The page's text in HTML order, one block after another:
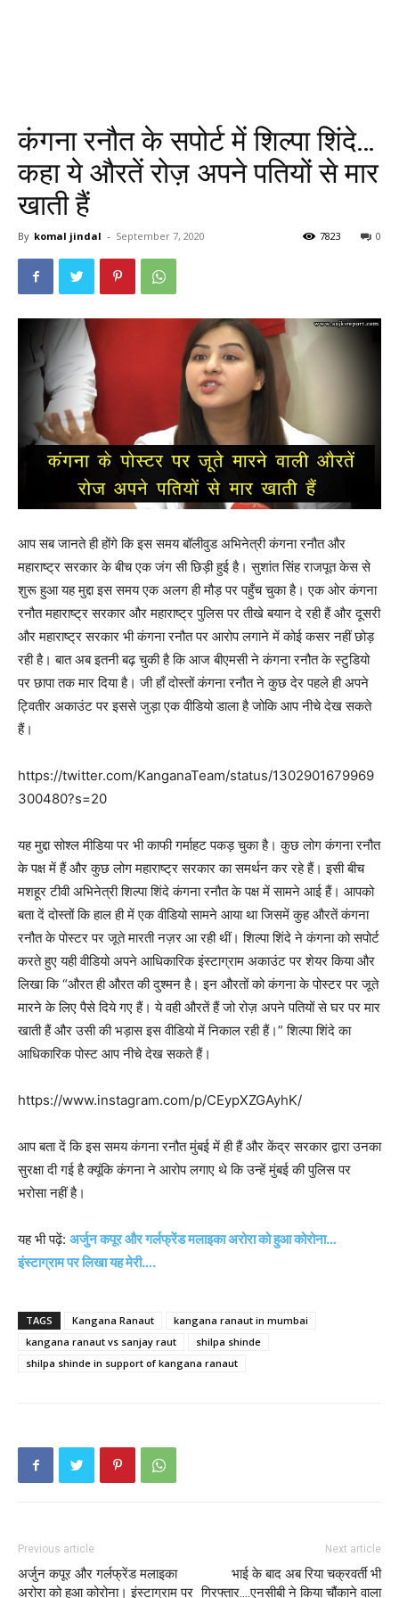
कंगना रनौत के सपोर्ट में शिल्पा शिंदे…
कहा ये औरतें रोज़ अपने पतियों से मार
खाती हैं
By komal jindal - September 7, 2020 0
7823
आप सब जानते ही होंगे कि इस समय बॉलीवुड अभिनेत्री कंगना रनौत और
महाराष्ट्र सरकार के बीच एक जंग सी छिड़ी हुई है। सुशांत सिंह राजपूत केस से
शुरू हुआ यह मुद्दा इस समय एक अलग ही मौड़ पर पहुँच चुका है। एक ओर कंगना
रनौत महाराष्ट्र सरकार और महाराष्ट्र पुलिस पर तीखे बयान दे रही हैं और दूसरी
और महाराष्ट्र सरकार भी कंगना रनौत पर आरोप लगाने में कोई कसर नहीं छोड़
रही है। बात अब इतनी बढ़ चुकी है कि आज बीएमसी ने कंगना रनौत के स्टुडियो
पर छापा तक मार दिया है। जी हाँ दोस्तों कंगना रनौत ने कुछ देर पहले ही अपने
ट्वितीर अकाउंट पर इससे जुड़ा एक वीडियो डाला है जोकि आप नीचे देख सकते
हैं।
https://twitter.com/KanganaTeam/status/1302901679969
300480?s=20
यह मुद्दा सोश्ल मीडिया पर भी काफी गर्माहट पकड़ चुका है। कुछ लोग कंगना रनौत
के पक्ष में हैं और कुछ लोग महाराष्ट्र सरकार का समर्थन कर रहे हैं। इसी बीच
मशहूर टीवी अभिनेत्री शिल्पा शिंदे कंगना रनौत के पक्ष में सामने आई हैं। आपको
बता दें दोस्तों कि हाल ही में एक वीडियो सामने आया था जिसमें कुह औरतें कंगना
रनौत के पोस्टर पर जूते मारती नज़र आ रही थीं। शिल्पा शिंदे ने कंगना को सपोर्ट
करते हुए यही वीडियो अपने आधिकारिक इंस्टाग्राम अकाउंट पर शेयर किया और
लिखा कि “औरत ही औरत की दुश्मन है। इन औरतों को कंगना के पोस्टर पर जूते
मारने के लिए पैसे दिये गए हैं। ये वही औरतें हैं जो रोज़ अपने पतियों से घर पर मार
खाती हैं और उसी की भड़ास इस वीडियो में निकाल रही हैं।” शिल्पा शिंदे का
आधिकारिक पोस्ट आप नीचे देख सकते हैं।
https://www.instagram.com/p/CEypXZGAyhK/
आप बता दें कि इस समय कंगना रनौत मुंबई में ही हैं और केंद्र सरकार द्वारा उनका
सुरक्षा दी गई है क्यूंकि कंगना ने आरोप लगाए थे कि उन्हें मुंबई की पुलिस पर
भरोसा नहीं है।
यह भी पढ़ें: अर्जुन कपूर और गर्लफ्रेंड मलाइका अरोरा को हुआ कोरोना…
इंस्टाग्राम पर लिखा यह मेरी….
TAGS Kangana Ranaut
kangana ranaut in mumbai
kangana ranaut vs sanjay raut
shilpa shinde
shilpa shinde in support of kangana ranaut
Previous article
अर्जुन कपूर और गर्लफ्रेंड मलाइका
अरोरा को हुआ कोरोना। इंस्टाग्राम पर
Next article
भाई के बाद अब रिया चक्रवर्ती भी
गिरफ्तार….एनसीबी ने किया चौंकाने वाला